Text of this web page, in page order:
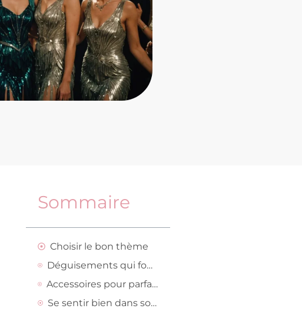
Sommaire
Choisir le bon thème
Déguisements qui font tourner les têtes
Accessoires pour parfaire le déguisement
Se sentir bien dans son costume